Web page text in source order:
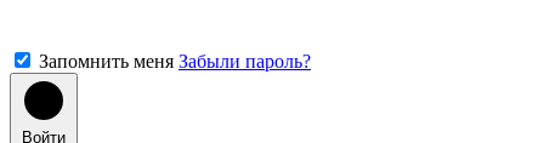
Запомнить меня Забыли пароль?
Войти